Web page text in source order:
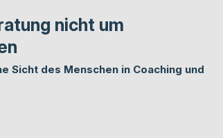
nicht um
Sicht des Menschen in Coaching und